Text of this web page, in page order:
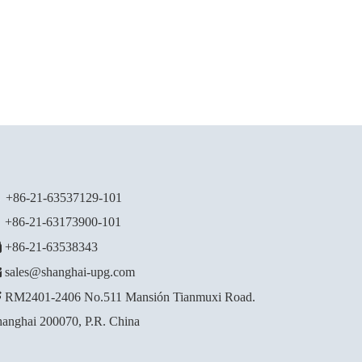
+86-21-63537129-101
21-63173900-101
+86-21-63538343
sales@shanghai-upg.com
RM2401-2406 No.511 Mansión Tianmuxi Road.
200070, P.R. China